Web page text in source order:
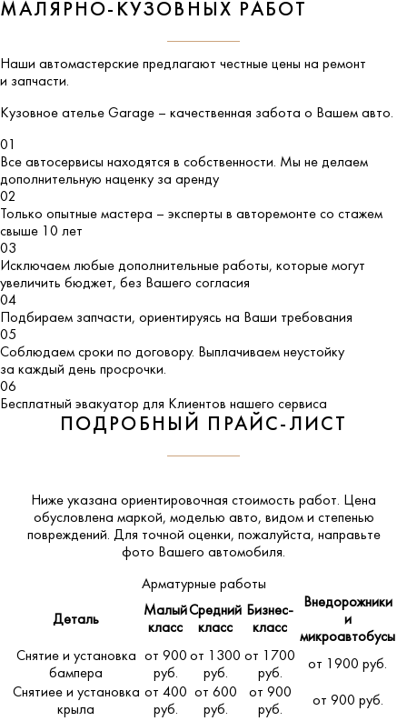
МАЛЯРНО-КУЗОВНЫХ РАБОТ
Наши автомастерские предлагают честные цены на ремонт
и запчасти.
Кузовное ателье Garage – качественная забота о Вашем авто.
01
Все автосервисы находятся в собственности. Мы не делаем
дополнительную наценку за аренду
02
Только опытные мастера – эксперты в авторемонте со стажем
свыше 10 лет
03
Исключаем любые дополнительные работы, которые могут
увеличить бюджет, без Вашего согласия
04
Подбираем запчасти, ориентируясь на Ваши требования
05
Соблюдаем сроки по договору. Выплачиваем неустойку
за каждый день просрочки.
06
Бесплатный эвакуатор для Клиентов нашего сервиса
ПОДРОБНЫЙ ПРАЙС-ЛИСТ
Ниже указана ориентировочная стоимость работ. Цена
обусловлена маркой, моделью авто, видом и степенью
повреждений. Для точной оценки, пожалуйста, направьте
фото Вашего автомобиля.
Арматурные работы
Деталь
Малый
класс
Средний
класс
Бизнес-
класс
Внедорожники
и
микроавтобусы
Снятие и установка
бампера
от 900
руб.
от 1300
руб.
от 1700
руб.
от 1900 руб.
Снятиее и установка
крыла
от 400
руб.
от 600
руб.
от 900
руб.
от 900 руб.